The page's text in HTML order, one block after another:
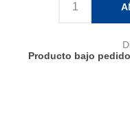
Producto bajo